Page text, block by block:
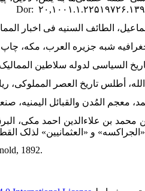
محمد بن علاءالدین احمد مکی،
و «العثمانیین» لذلک القطر،
1892.